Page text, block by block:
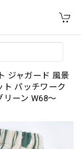
ジャガード 風景
パッチワーク
ーン W68～